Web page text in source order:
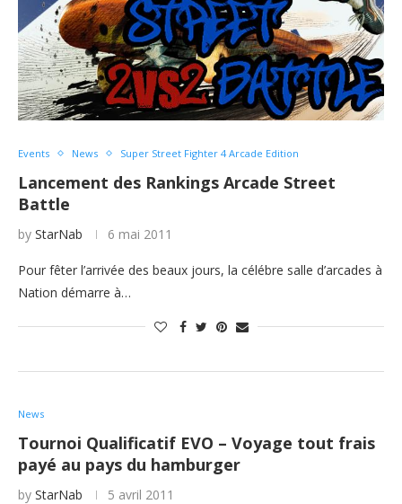
Events News Super Street Fighter 4 Arcade Edition
Lancement des Rankings Arcade Street
Battle
by StarNab 6 mai 2011
Pour fêter l’arrivée des beaux jours, la célébre salle d’arcades à
Nation démarre à…
News
Tournoi Qualificatif EVO – Voyage tout frais
payé au pays du hamburger
by StarNab 5 avril 2011